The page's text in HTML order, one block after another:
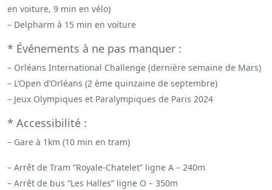
en voiture, 9 min en vélo)
– Delpharm à 15 min en voiture
* Événements à ne pas manquer :
– Orléans International Challenge (dernière semaine de Mars)
– L’Open d’Orléans (2 ème quinzaine de septembre)
– Jeux Olympiques et Paralympiques de Paris 2024
* Accessibilité :
– Gare à 1km (10 min en tram)
– Arrêt de Tram “Royale-Chatelet” ligne A – 240m
– Arrêt de bus “Les Halles” ligne O – 350m